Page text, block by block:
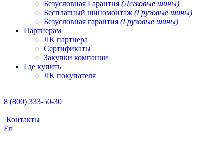
Безусловная Гарантия (Легковые шины)
Бесплатный шиномонтаж (Грузовые шины)
Безусловная гарантия (Грузовые шины)
Партнерам
ЛК партнера
Сертификаты
Закупки компании
Где купить
ЛК покупателя
8 (800) 333-50-30
Контакты
En